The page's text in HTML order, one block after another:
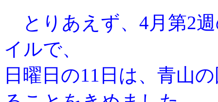
とりあえず、 4月第2
イルで、
日曜日の11 日は、青山